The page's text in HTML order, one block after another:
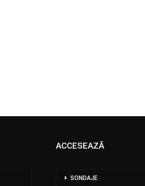
ACCESEAZĂ
SONDAJE